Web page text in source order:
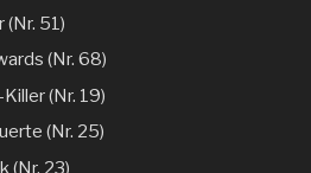
(Nr. 51)
(Nr. 68)
(Nr. 19)
(Nr. 25)
(Nr. 23)